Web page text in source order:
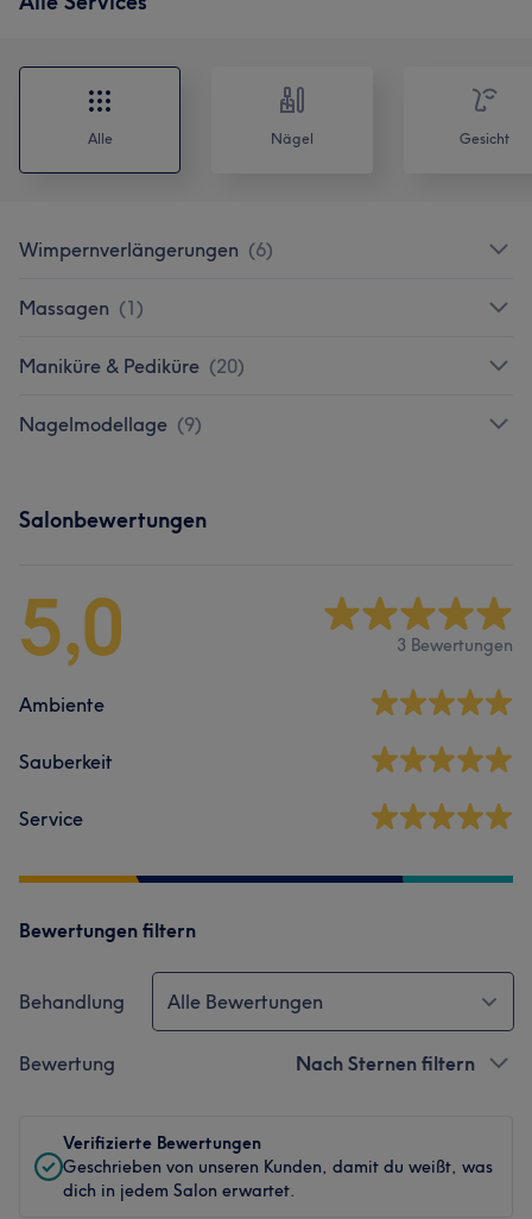
Alle Nägel Gesicht
Wimpernverlängerungen (6)
Massagen (1)
Maniküre & Pediküre (20)
Nagelmodellage (9)
Salonbewertungen
5,0 3 Bewertungen
Ambiente
Sauberkeit
Service
Bewertungen filtern
Behandlung Alle Bewertungen
Bewertung Nach Sternen filtern
Verifizierte Bewertungen
Geschrieben von unseren Kunden, damit du weißt, was
dich in jedem Salon erwartet.